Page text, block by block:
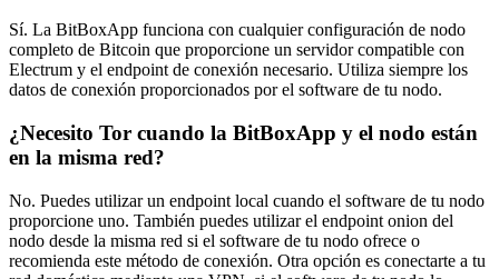
Sí. La BitBoxApp funciona con cualquier configuración de nodo
completo de Bitcoin que proporcione un servidor compatible con
Electrum y el endpoint de conexión necesario. Utiliza siempre los
datos de conexión proporcionados por el software de tu nodo.
¿Necesito Tor cuando la BitBoxApp y el nodo están
en la misma red?
No. Puedes utilizar un endpoint local cuando el software de tu nodo
proporcione uno. También puedes utilizar el endpoint onion del
nodo desde la misma red si el software de tu nodo ofrece o
recomienda este método de conexión. Otra opción es conectarte a tu